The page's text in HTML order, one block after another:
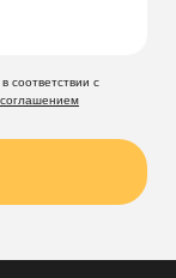
соответствии с
соглашением